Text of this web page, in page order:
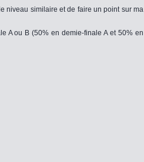
niveau similaire et de faire un point sur ma
A ou B (50% en demie-finale A et 50% en